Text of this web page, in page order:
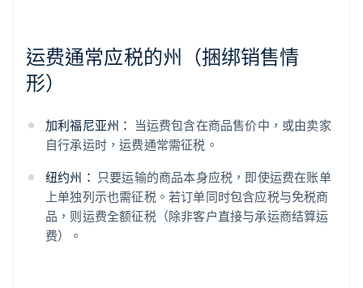
运费通常应税的州（捆绑销售情
形）
加利福尼亚州： 当运费包含在商品售价中，或由卖家
自行承运时，运费通常需征税。
纽约州： 只要运输的商品本身应税，即使运费在账单
上单独列示也需征税。若订单同时包含应税与免税商
品，则运费全额征税（除非客户直接与承运商结算运
费）。